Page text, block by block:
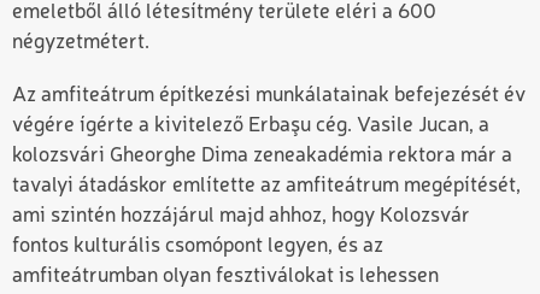
emeletből álló létesítmény területe eléri a 600
négyzetmétert.
Az amfiteátrum építkezési munkálatainak befejezését év
végére ígérte a kivitelező Erbaşu cég. Vasile Jucan, a
kolozsvári Gheorghe Dima zeneakadémia rektora már a
tavalyi átadáskor említette az amfiteátrum megépítését,
ami szintén hozzájárul majd ahhoz, hogy Kolozsvár
fontos kulturális csomópont legyen, és az
amfiteátrumban olyan fesztiválokat is lehessen